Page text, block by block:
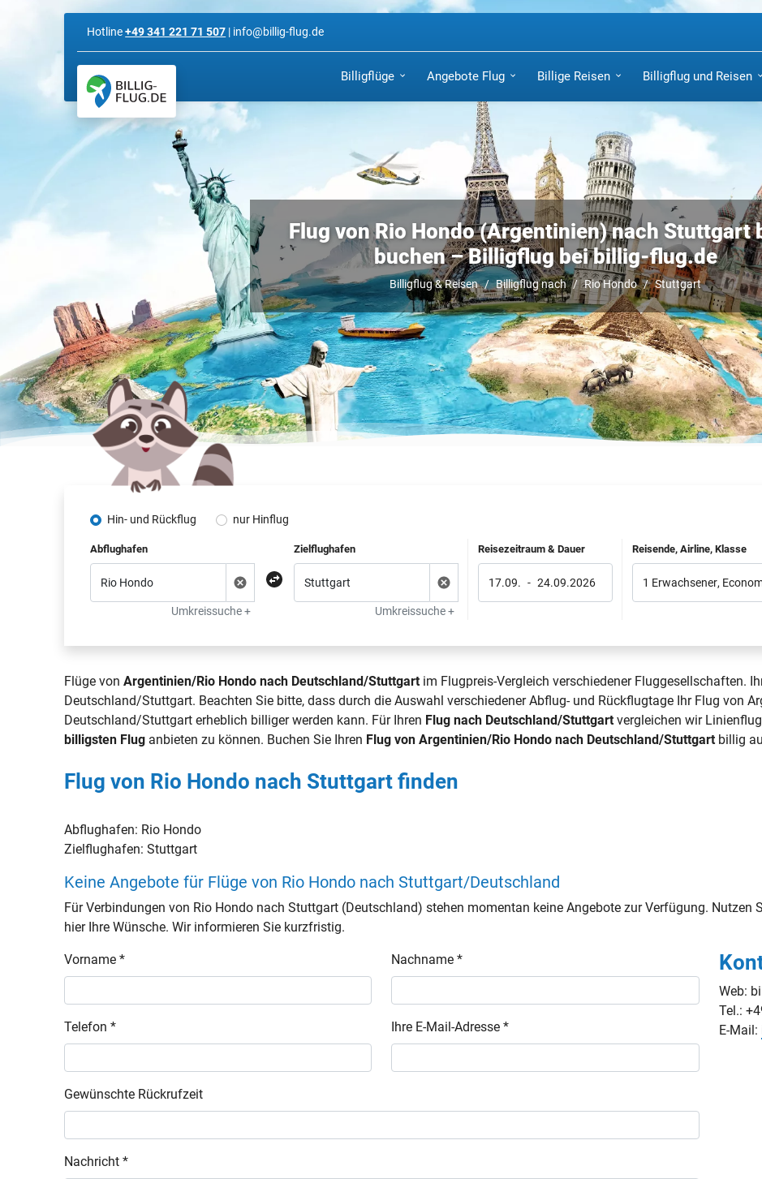
Hotline+49 341 221 71 507 | info@billig-flug.de
Billigflüge Angebote Flug Billige Reisen Billigflug und Reisen
Flug von Rio Hondo (Argentinien) nach Stuttgart
buchen – Billigflug bei billig-flug.de
Billigflug & Reisen Billigflug nach Rio Hondo Stuttgart
Hin- und Rückflug nur Hinflug
Abflughafen
Umkreissuche +
Zielflughafen
Umkreissuche +
Reisezeitraum & Dauer
17.09. - 24.09.2026
Reisende, Airline, Klasse
1 Erwachsener,
Flüge vonArgentinien/Rio Hondo nach Deutschland/Stuttgart im Flugpreis-Vergleich verschiedener Fluggesellschaften.
Deutschland/Stuttgart. Beachten Sie bitte, dass durch die Auswahl verschiedener Abflug- und Rückflugtage Ihr Flug von
Deutschland/Stuttgart erheblich billiger werden kann. Für Ihren Flug nach Deutschland/Stuttgart vergleichen wir
billigsten Flug anbieten zu können. Buchen Sie Ihren Flug von Argentinien/Rio Hondo nach Deutschland/Stuttgart billig
Flug von Rio Hondo nach Stuttgart finden
Abflughafen: Rio Hondo
Zielflughafen:Stuttgart
Keine Angebote für Flüge von Rio Hondo nach Stuttgart/Deutschland
Für Verbindungen von Rio Hondo nach Stuttgart (Deutschland) stehen momentan keine Angebote zur Verfügung. Nutzen
hier Ihre Wünsche. Wir informieren Sie kurzfristig.
Vorname * Nachname *
Telefon * Ihre E-Mail-Adresse *
Gewünschte Rückrufzeit
Nachricht *
Web:
Tel.:
E-Mail: